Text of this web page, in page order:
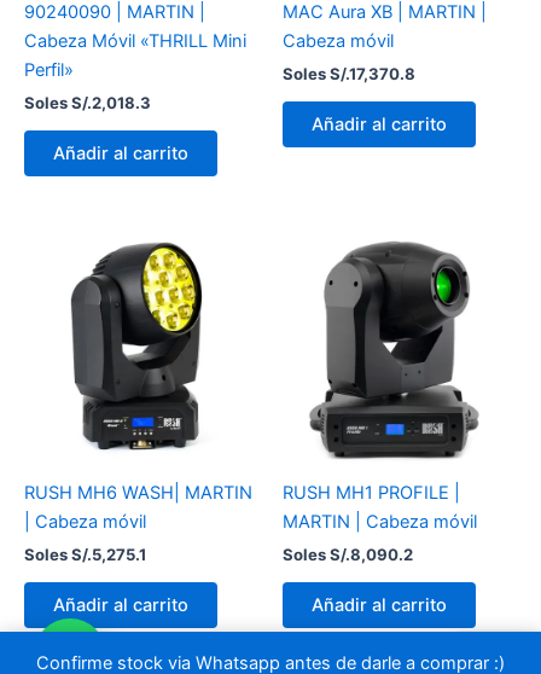
Confirme stock via Whatsapp antes de darle a comprar :)
90240090 | MARTIN |
Cabeza Móvil «THRILL Mini
Perfil»
Soles S/.2,018.3
Añadir al carrito
MAC Aura XB | MARTIN |
Cabeza móvil
Soles S/.17,370.8
Añadir al carrito
RUSH MH6 WASH| MARTIN
| Cabeza móvil
Soles S/.5,275.1
Añadir al carrito
RUSH MH1 PROFILE |
MARTIN | Cabeza móvil
Soles S/.8,090.2
Añadir al carrito